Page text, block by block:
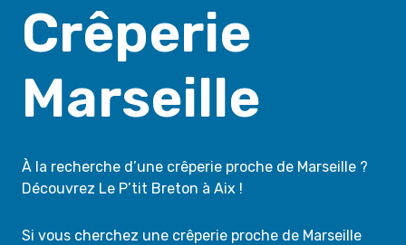
Crêperie
Marseille
À la recherche d’une crêperie proche de Marseille ?
Découvrez Le P’tit Breton à Aix !
Si vous cherchez une crêperie proche de Marseille